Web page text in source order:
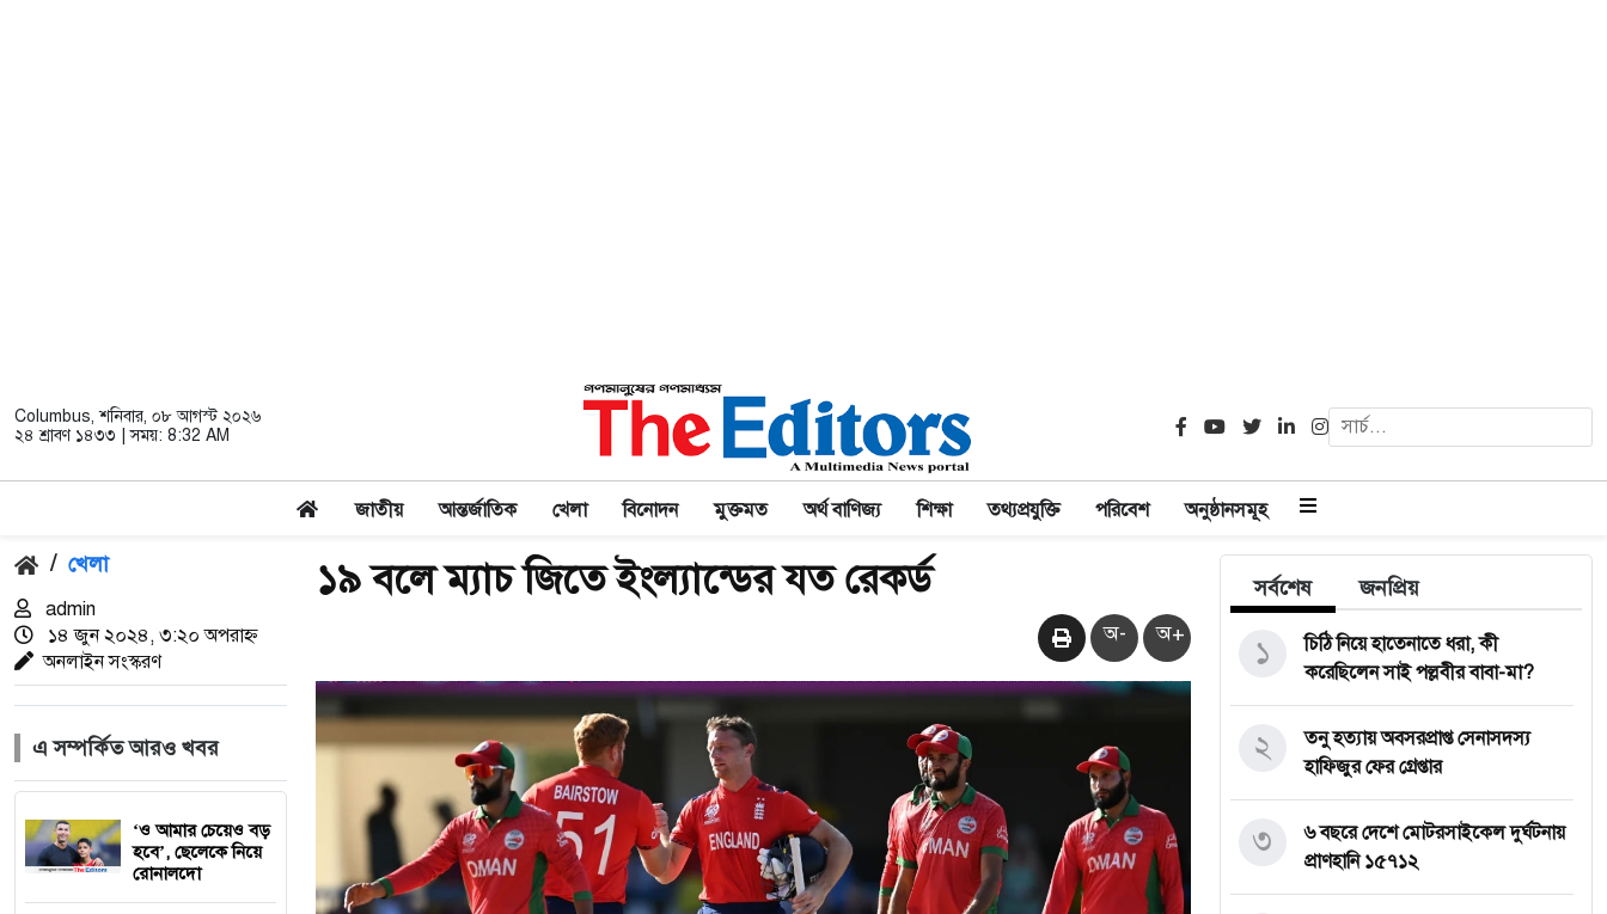
Columbus, শনিবার, ০৮ আগস্ট ২০২৬
২৪ শ্রাবণ ১৪৩৩ | সময়: 8:32 AM
জাতীয় আন্তর্জাতিক খেলা বিনোদন মুক্তমত অর্থ বাণিজ্য শিক্ষা তথ্যপ্রযুক্তি পরিবেশ অনুষ্ঠানসমূহ
/ খেলা
admin
১৪ জুন ২০২৪, ৩:২০ অপরাহ্ণ
অনলাইন সংস্করণ
এ সম্পর্কিত আরও খবর
‘ও আমার চেয়েও বড়
হবে’, ছেলেকে নিয়ে
রোনালদো
১৯ বলে ম্যাচ জিতে ইংল্যান্ডের যত রেকর্ড
অ- অ+
সর্বশেষ জনপ্রিয়
চিঠি নিয়ে হাতেনাতে ধরা, কী
করেছিলেন সাই পল্লবীর বাবা-মা?
১
তনু হত্যায় অবসরপ্রাপ্ত সেনাসদস্য
হাফিজুর ফের গ্রেপ্তার
২
৬ বছরে দেশে মোটরসাইকেল দুর্ঘটনায়
প্রাণহানি ১৫৭১২
৩